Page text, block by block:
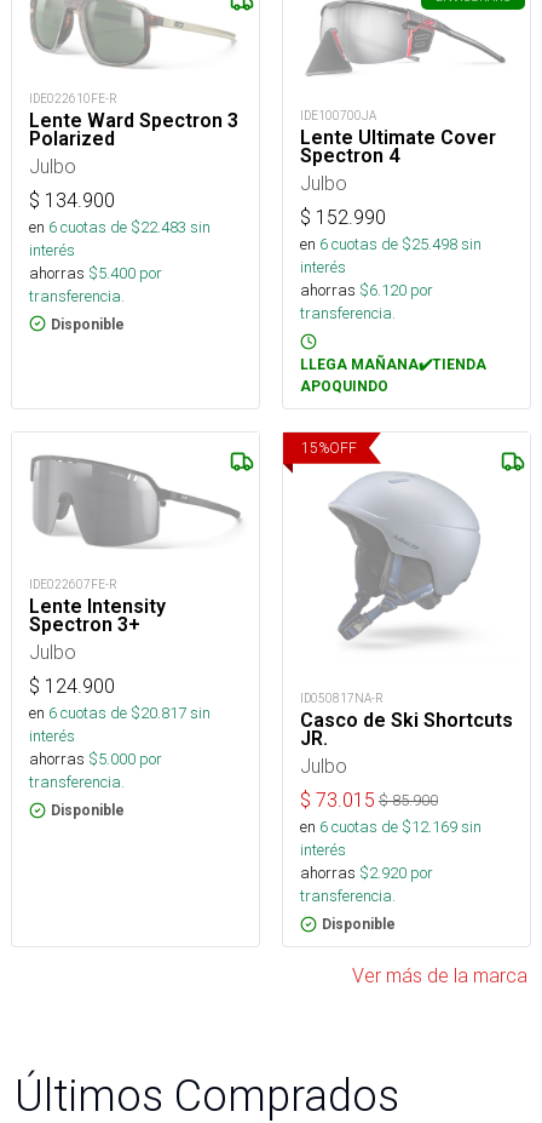
IDE022610FE-R
Lente Ward Spectron 3
Polarized
Julbo
$ 134.900
en 6cuotas de $22.483 sin
interés
ahorras $5.400 por
transferencia.
Disponible
IDE100700JA
Lente Ultimate Cover
Spectron 4
Julbo
$ 152.990
en 6cuotas de $25.498sin
interés
ahorras $6.120 por
transferencia.
LLEGA MAÑANA✔️TIENDA
APOQUINDO
IDE022607FE-R
Lente Intensity
Spectron 3+
Julbo
$ 124.900
en 6cuotas de $20.817sin
interés
ahorras $5.000 por
transferencia.
Disponible
15%OFF
ID050817NA-R
Casco de Ski Shortcuts
JR.
Julbo
$ 73.015 $85.900
en 6cuotas de $12.169sin
interés
ahorras $2.920 por
transferencia.
Disponible
Ver más de la marca
Últimos Comprados